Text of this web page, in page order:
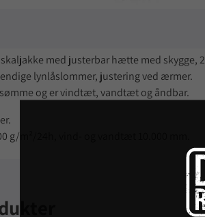
med justerbar hætte med skygge, 2
lynlåslommer, justering ved ærmer.
og er vindtæt, vandtæt og åndbar.
g/m²/24h, vind- og vandtæt 10.000 mm.